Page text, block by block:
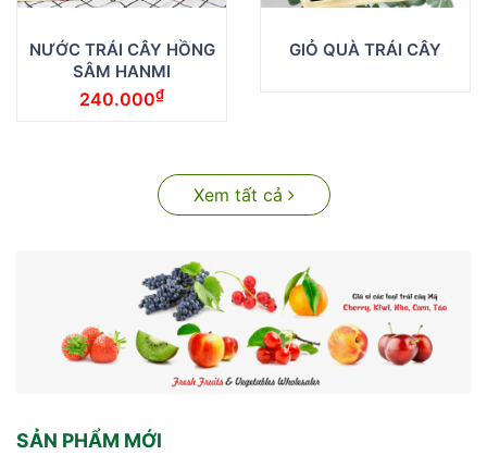
NƯỚC TRÁI CÂY HỒNG
SÂM HANMI
240.000₫
GIỎ QUÀ TRÁI CÂY
Xem tất cả
SẢN PHẨM MỚI